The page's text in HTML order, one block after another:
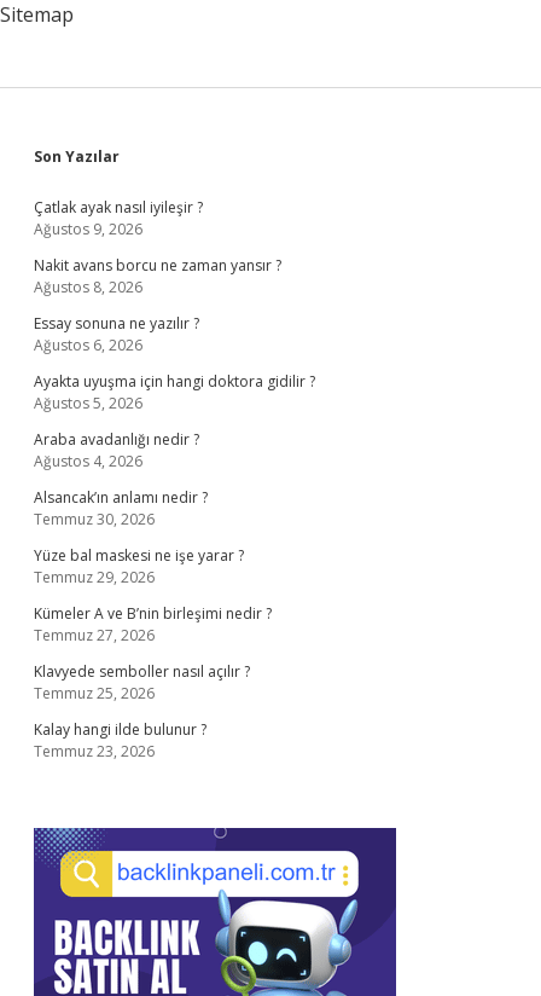
Sitemap
Sidebar
Son Yazılar
Çatlak ayak nasıl iyileşir ?
Ağustos 9, 2026
Nakit avans borcu ne zaman yansır ?
Ağustos 8, 2026
Essay sonuna ne yazılır ?
Ağustos 6, 2026
Ayakta uyuşma için hangi doktora gidilir ?
Ağustos 5, 2026
Araba avadanlığı nedir ?
Ağustos 4, 2026
Alsancak’ın anlamı nedir ?
Temmuz 30, 2026
Yüze bal maskesi ne işe yarar ?
Temmuz 29, 2026
Kümeler A ve B’nin birleşimi nedir ?
Temmuz 27, 2026
Klavyede semboller nasıl açılır ?
Temmuz 25, 2026
Kalay hangi ilde bulunur ?
Temmuz 23, 2026